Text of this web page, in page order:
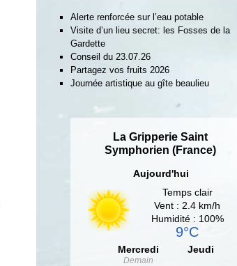
Alerte renforcée sur l’eau potable
Visite d’un lieu secret: les Fosses de la
Gardette
Conseil du 23.07.26
Partagez vos fruits 2026
Journée artistique au gîte beaulieu
La Gripperie Saint
Symphorien (France)
Aujourd'hui
Temps clair
Vent : 2.4 km/h
Humidité : 100%
9°C
Mercredi
Demain
Jeudi